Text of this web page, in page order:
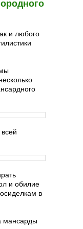
и любого
и обилие
в
мансарды